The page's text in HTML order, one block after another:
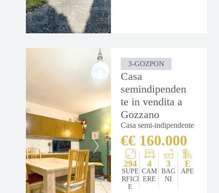
3-GOZPON
Casa
semindipenden
te in vendita a
Gozzano
Casa semi-indipendente
€€ 160.000
294
SUPE
RFICI
E
4
CAM
ERE
3
BAG
NI
E
APE